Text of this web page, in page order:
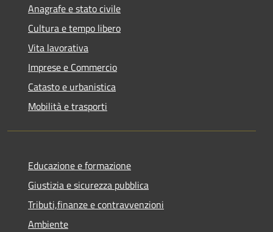
Anagrafe e stato civile
Cultura e tempo libero
Vita lavorativa
Imprese e Commercio
Catasto e urbanistica
Mobilità e trasporti
Educazione e formazione
Giustizia e sicurezza pubblica
Tributi,finanze e contravvenzioni
Ambiente